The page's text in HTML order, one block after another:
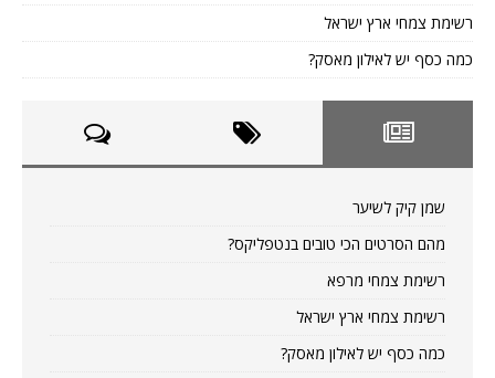
רשימת צמחי ארץ ישראל
כמה כסף יש לאילון מאסק?
שמן קיק לשיער
מהם הסרטים הכי טובים בנטפליקס?
רשימת צמחי מרפא
רשימת צמחי ארץ ישראל
כמה כסף יש לאילון מאסק?